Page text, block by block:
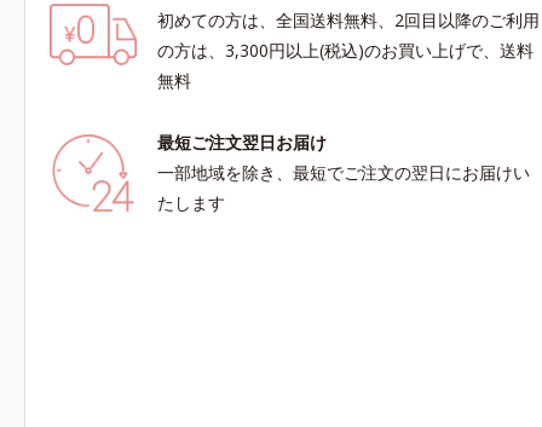
初めての方は、全国送料無料、2回目以降のご利用
の方は、3,300円以上(税込)のお買い上げで、送料
無料
最短ご注文翌日お届け
一部地域を除き、最短でご注文の翌日にお届けい
たします